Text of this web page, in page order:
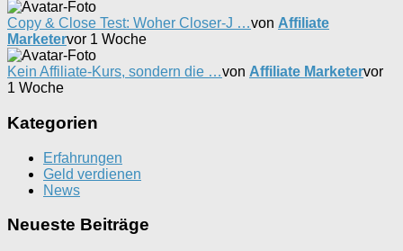
Copy & Close Test: Woher Closer-J …von Affiliate
Marketervor 1 Woche
Kein Affiliate-Kurs, sondern die …von Affiliate Marketervor
1 Woche
Kategorien
Erfahrungen
Geld verdienen
News
Neueste Beiträge